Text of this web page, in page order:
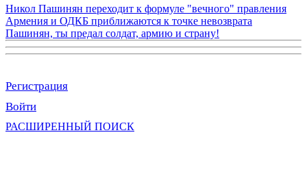
Никол Пашинян переходит к формуле "вечного" правления
Армения и ОДКБ приближаются к точке невозврата
Пашинян, ты предал солдат, армию и страну!
Регистрация
Войти
РАСШИРЕННЫЙ ПОИСК